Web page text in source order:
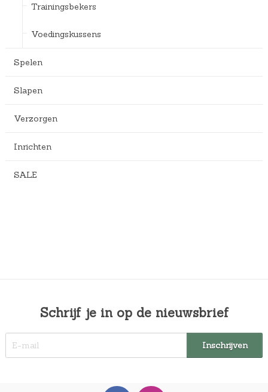
Trainingsbekers
Voedingskussens
Spelen
Slapen
Verzorgen
Inrichten
SALE
Schrijf je in op de nieuwsbrief